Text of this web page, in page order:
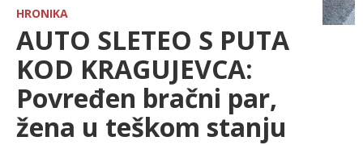
HRONIKA
FARMERI
TV
SPORT
HRONIKA
AUTO SLETEO S PUTA
KOD KRAGUJEVCA:
Povređen bračni par,
žena u teškom stanju